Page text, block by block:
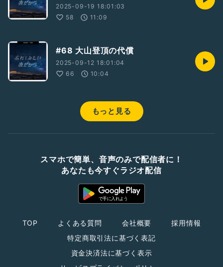
2025-09-19 18:01:03
58
11:09
#68 大山登頂の代償
2025-09-12 18:01:04
66
10:04
もっと見る
スマホで簡単、音声のみで配信者に！
あなたも今すぐラジオ配信
TOP よくある質問 会社概要
採用情報
特定商取引法に基づく表記
資金決済法に基づく表示